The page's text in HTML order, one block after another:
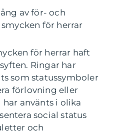
av för- och
för herrar
för herrar haft
Ringar har
som statussymboler
förlovning eller
använts i olika
social status
och